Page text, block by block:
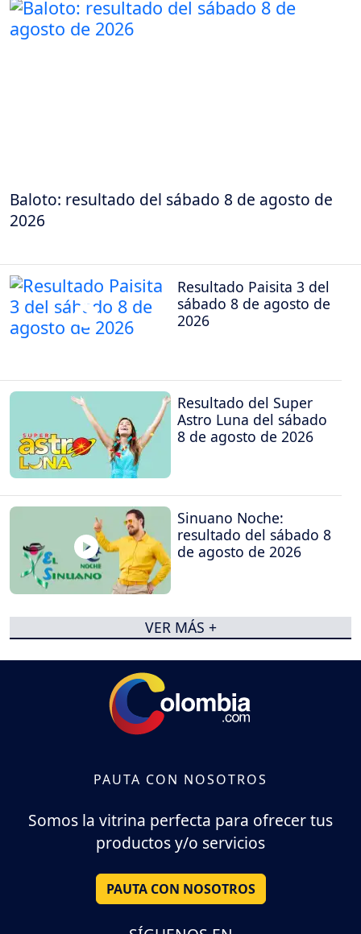
Baloto: resultado del sábado 8 de agosto de
2026
Resultado Paisita 3 del
sábado 8 de agosto de
2026
Resultado del Super
Astro Luna del sábado
8 de agosto de 2026
Sinuano Noche:
resultado del sábado 8
de agosto de 2026
VER MÁS +
PAUTA CON NOSOTROS
Somos la vitrina perfecta para ofrecer tus
productos y/o servicios
PAUTA CON NOSOTROS